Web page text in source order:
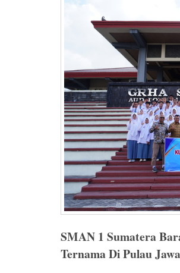
SMAN 1 Sumatera
Ternama Di Pulau Jawa